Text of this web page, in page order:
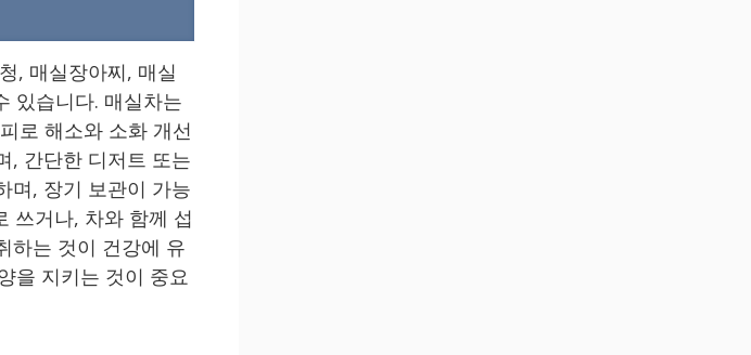
, 매실장아찌, 매실
있습니다. 매실차는
로 해소와 소화 개선
, 간단한 디저트 또는
며, 장기 보관이 가능
쓰거나, 차와 함께 섭
하는 것이 건강에 유
을 지키는 것이 중요